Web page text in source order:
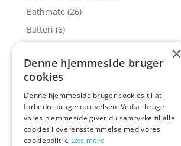
Bathmate (26)
Batteri (6)
Batterier&Opladere (25)
Bækkenbu
Bækkenbundsku (1)
Bækkenbundskugl (1)
Bækkenbundskugler
×
Denne hjemmeside bruger
cookies
Denne hjemmeside bruger cookies til at
forbedre brugeroplevelsen. Ved at bruge
vores hjemmeside giver du samtykke til alle
cookies i overensstemmelse med vores
cookiepolitik. Læs mere